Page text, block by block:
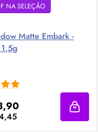
NA SELEÇÃO
Matte Embark -